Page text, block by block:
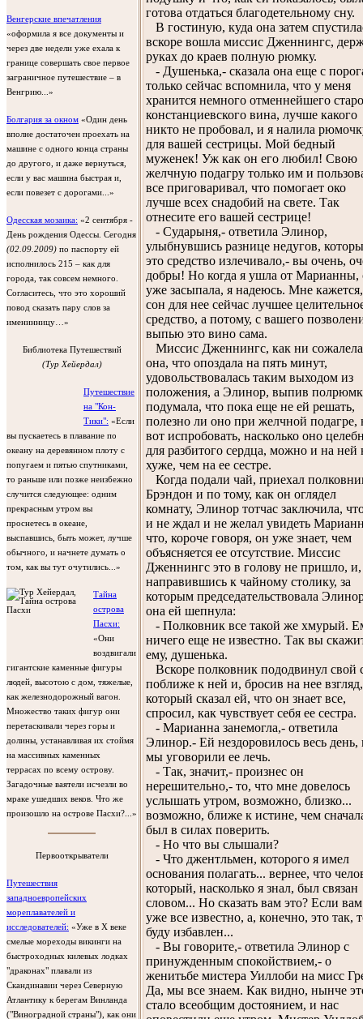
Венгерские впечатления
«оформила я все документы и
через две недели уже ехала к
границе совершать свое первое
заграничное путешествие – в
Венгрию...»
Болгария за окном «Один день
вполне достаточен проехать на
машине с одного конца страны
до другого, и даже вернуться,
если у вас машина быстрая и,
если повезет с дорогами...»
Одесская мозаика: «2 сентября -
День рождения Одессы. Сегодня
(02.09.2009) по паспорту ей
исполнилось 215 – как для
города, так совсем немного.
Согласитесь, что это хороший
повод сказать пару слов за
именинницу…»
Библиотека Путешествий
(Тур Хейердал)
Путешествие
на "Кон-
Тики": «Если
вы пускаетесь в плавание по
океану на деревянном плоту с
попугаем и пятью спутниками,
то раньше или позже неизбежно
случится следующее: одним
прекрасным утром вы
проснетесь в океане,
выспавшись, быть может, лучше
обычного, и начнете думать о
том, как вы тут очутились...»
Тайна
острова
Пасхи:
«Они
воздвигали
гигантские каменные фигуры
людей, высотою с дом, тяжелые,
как железнодорожный вагон.
Множество таких фигур они
перетаскивали через горы и
долины, устанавливая их стоймя
на массивных каменных
террасах по всему острову.
Загадочные ваятели исчезли во
мраке ушедших веков. Что же
произошло на острове Пасхи?...»
Первооткрыватели
Путешествия
западноевропейских
мореплавателей и
исследователей: «Уже в X веке
смелые мореходы викинги на
быстроходных килевых лодках
"драконах" плавали из
Скандинавии через Северную
Атлантику к берегам Винланда
("Виноградной страны"), как они
готова отдаться благодетельному сну.
В гостиную, куда она затем
вскоре вошла миссис Дженнингс,
руках до краев полную рюмку.
- Душенька,- сказала она еще с
только сейчас вспомнила, что у меня
хранится немного отменнейшего
констанциевского вина, лучше какого
никто не пробовал, и я налила
для вашей сестрицы. Мой бедный
муженек! Уж как он его любил! Свою
желчную подагру только им и
все приговаривал, что помогает око
лучше всех снадобий на свете. Так
отнесите его вашей сестрице!
- Сударыня,- ответила Элинор,
улыбнувшись разнице недугов,
это средство излечивало,- вы очень,
добры! Но когда я ушла от Марианны,
уже засыпала, я надеюсь. Мне кажется,
сон для нее сейчас лучшее
средство, а потому, с вашего
выпью это вино сама.
Миссис Дженнингс, как ни сожалела
она, что опоздала на пять минут,
удовольствовалась таким выходом из
положения, а Элинор, выпив
подумала, что пока еще не ей решать,
полезно ли оно при желчной подагре,
вот испробовать, насколько оно
для разбитого сердца, можно и на ней
хуже, чем на ее сестре.
Когда подали чай, приехал
Брэндон и по тому, как он оглядел
комнату, Элинор тотчас заключила,
и не ждал и не желал увидеть
что, короче говоря, он уже знает, чем
объясняется ее отсутствие. Миссис
Дженнингс это в голову не пришло, и,
направившись к чайному столику, за
которым председательствовала
она ей шепнула:
- Полковник все такой же хмурый.
ничего еще не известно. Так вы
ему, душенька.
Вскоре полковник пододвинул свой
поближе к ней и, бросив на нее взгляд,
который сказал ей, что он знает все,
спросил, как чувствует себя ее сестра.
- Марианна занемогла,- ответила
Элинор.- Ей нездоровилось весь день,
мы уговорили ее лечь.
- Так, значит,- произнес он
нерешительно,- то, что мне довелось
услышать утром, возможно, близко...
возможно, ближе к истине, чем
был в силах поверить.
- Но что вы слышали?
- Что джентльмен, которого я имел
основания полагать... вернее, что
который, насколько я знал, был связан
словом... Но сказать вам это? Если вам
уже все известно, а, конечно, это так,
буду избавлен...
- Вы говорите,- ответила Элинор с
принужденным спокойствием,- о
женитьбе мистера Уиллоби на мисс
Да, мы все знаем. Как видно, нынче
стало всеобщим достоянием, и нас